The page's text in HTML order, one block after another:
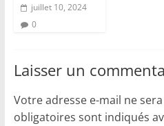
juillet 10, 2024
0
Laisser un
Votre adresse e-mail ne
obligatoires sont indiqués